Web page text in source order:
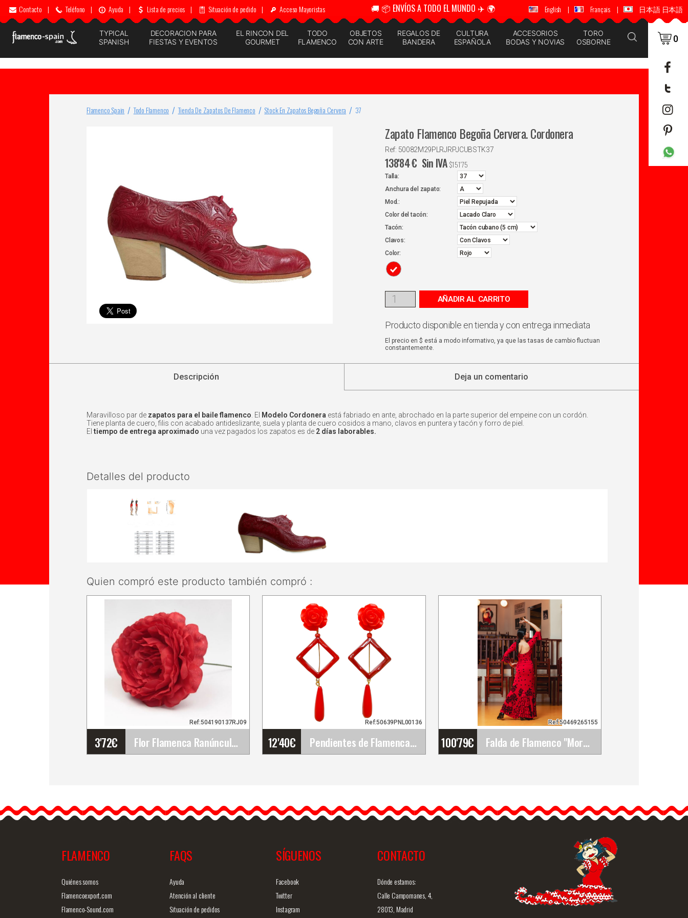
Contacto | Teléfono | Ayuda | Lista de precios | Situación de pedido | Acceso Mayoristas 🚚 📦 ENVÍOS A TODO EL MUNDO ✈️ 🌍 🚚 📦 ENVÍOS A TODO EL MUNDO ✈️ 🌍
English | Français | 日本語 日本語
TYPICAL
SPANISH
DECORACION PARA
FIESTAS Y EVENTOS
EL RINCON DEL
GOURMET
TODO
FLAMENCO
OBJETOS
CON ARTE
REGALOS DE
BANDERA
CULTURA
ESPAÑOLA
ACCESORIOS
BODAS Y NOVIAS
TORO
OSBORNE
0
Flamenco Spain Todo Flamenco Tienda De Zapatos De Flamenco Stock En Zapatos Begoña Cervera 37
Zapato Flamenco Begoña Cervera. Cordonera
Ref: 50082M29PLRJRPJCUBSTK37
138'84€ Sin IVA $151'75
Talla:
Anchura del zapato:
Mod.:
Color del tacón:
Tacón:
Clavos:
Color:
AÑADIR AL CARRITO
Producto disponible en tienda y con entrega inmediata
El precio en $ está a modo informativo, ya que las tasas de cambio fluctuan
constantemente.
Descripción Deja un comentario
Maravilloso par de zapatos para el baile flamenco. El Modelo Cordonera está fabriado en ante, abrochado en la parte superior del empeine con un cordón.
Tiene planta de cuero, filis con acabado antideslizante, suela y planta de cuero cosidos a mano, clavos en puntera y tacón y forro de piel.
Eltiempo de entrega aproximado una vez pagados los zapatos es de 2 días laborables.
Detalles del producto
Quien compró este producto también compró :
3'72€ Flor Flamenca Ranúnculo Málaga. Rojo RJ09. 9cm
Ref:504190137RJ09
El ranúnculo es una
delicada flor de tela que se
12'40€ Pendientes de Flamenca y Fiesta
Ref:50639PNL00136
Descubre estos
pendientes artesanales de
100'79€ Falda de Flamenco "Morente". Davedans
Ref:50469265155
Falda larga con fajín.
Volante superior de punto…
Vista rápida
FLAMENCO
Quiénes somos
Flamencoexport.com
Flamenco-Sound.com
FAQS
Ayuda
Atención al cliente
Situación de pedidos
SÍGUENOS
Facebook
Twitter
Instagram
CONTACTO
Dónde estamos:
Calle Campomanes, 4,
28013, Madrid